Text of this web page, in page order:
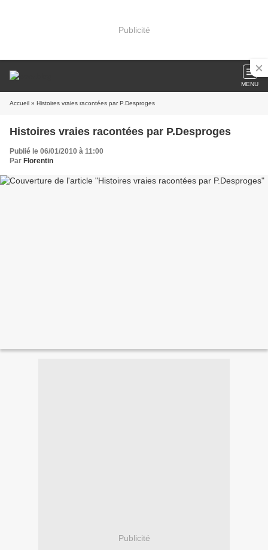
Publicité
MENU
Accueil » Histoires vraies racontées par P.Desproges
Histoires vraies racontées par P.Desproges
Publié le 06/01/2010 à 11:00
Par Florentin
Publicité